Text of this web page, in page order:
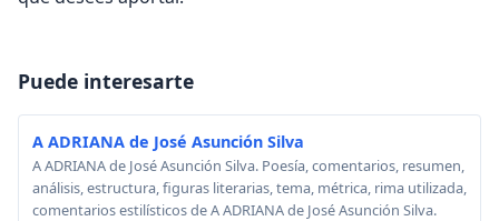
Puede interesarte
A ADRIANA de José Asunción Silva
A ADRIANA de José Asunción Silva. Poesía, comentarios, resumen,
análisis, estructura, figuras literarias, tema, métrica, rima utilizada,
comentarios estilísticos de A ADRIANA de José Asunción Silva.